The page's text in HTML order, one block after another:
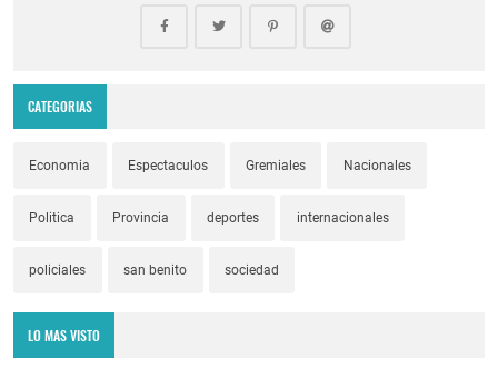
CATEGORIAS
Economia Espectaculos Gremiales Nacionales
Politica Provincia deportes internacionales
policiales san benito sociedad
LO MAS VISTO